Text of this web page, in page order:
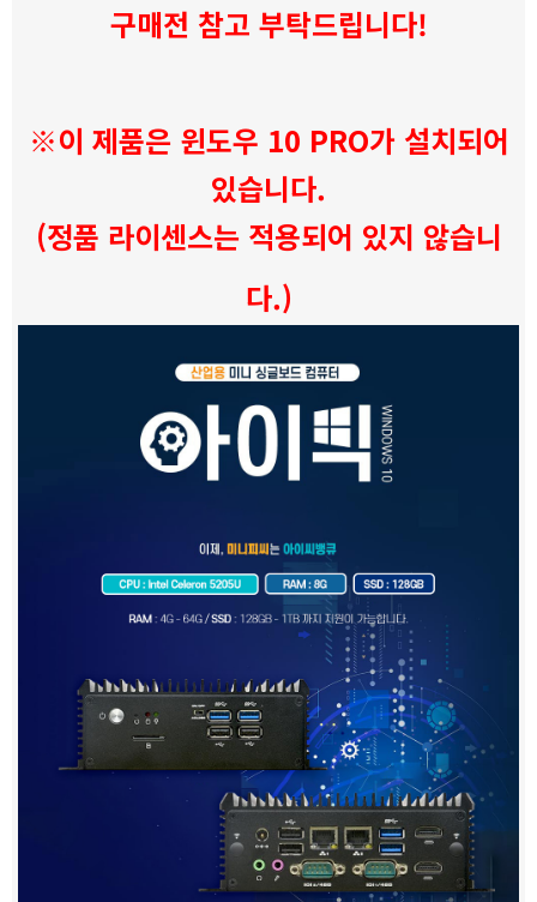
구매전 참고 부탁드립니다!
※이 제품은 윈도우 10 PRO가 설치되어
있습니다.
(정품 라이센스는 적용되어 있지 않습니
다.)